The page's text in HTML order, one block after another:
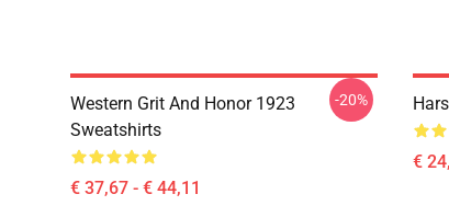
Western Grit And Honor 1923
Sweatshirts
€ 37,67 - € 44,11
-20%
€